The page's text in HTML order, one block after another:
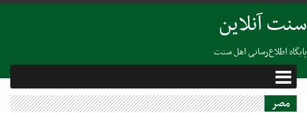
سنت آنلاین
پایگاه اطلاع‌رسانی اهل سنت
مصر